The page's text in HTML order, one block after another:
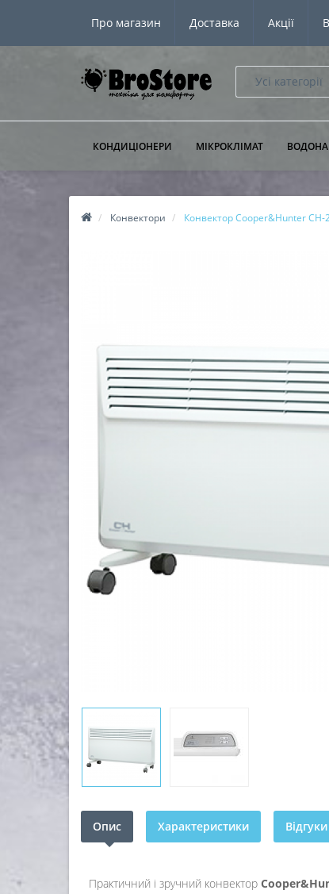
Про магазин Доставка Акції
Усі категорії
КОНДИЦІОНЕРИ МІКРОКЛІМАТ
Конвектори Конвектор Cooper&Hunter CH-
Опис Характеристики
Практичний і зручний конвектор